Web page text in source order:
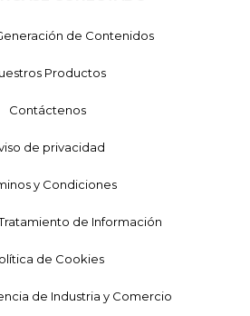
de Contenidos
Productos
Contáctenos
de privacidad
y Condiciones
de Información
de Cookies
de Industria y Comercio